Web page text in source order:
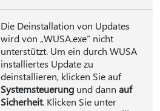
Die Deinstallation von Updates
wird von „WUSA.exe“ nicht
unterstützt. Um ein durch WUSA
installiertes Update zu
deinstallieren, klicken Sie auf
Systemsteuerung und dann auf
Sicherheit. Klicken Sie unter